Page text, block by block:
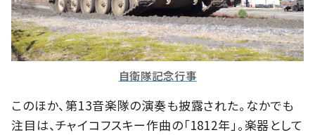
自衛隊記念行事
このほか、第13音楽隊の演奏も披露された。なかでも
注目は、チャイコフスキー作曲の「1812年」。楽器として